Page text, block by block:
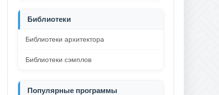
Библиотеки
Библиотеки архитектора
Библиотеки сэмплов
Популярные программы